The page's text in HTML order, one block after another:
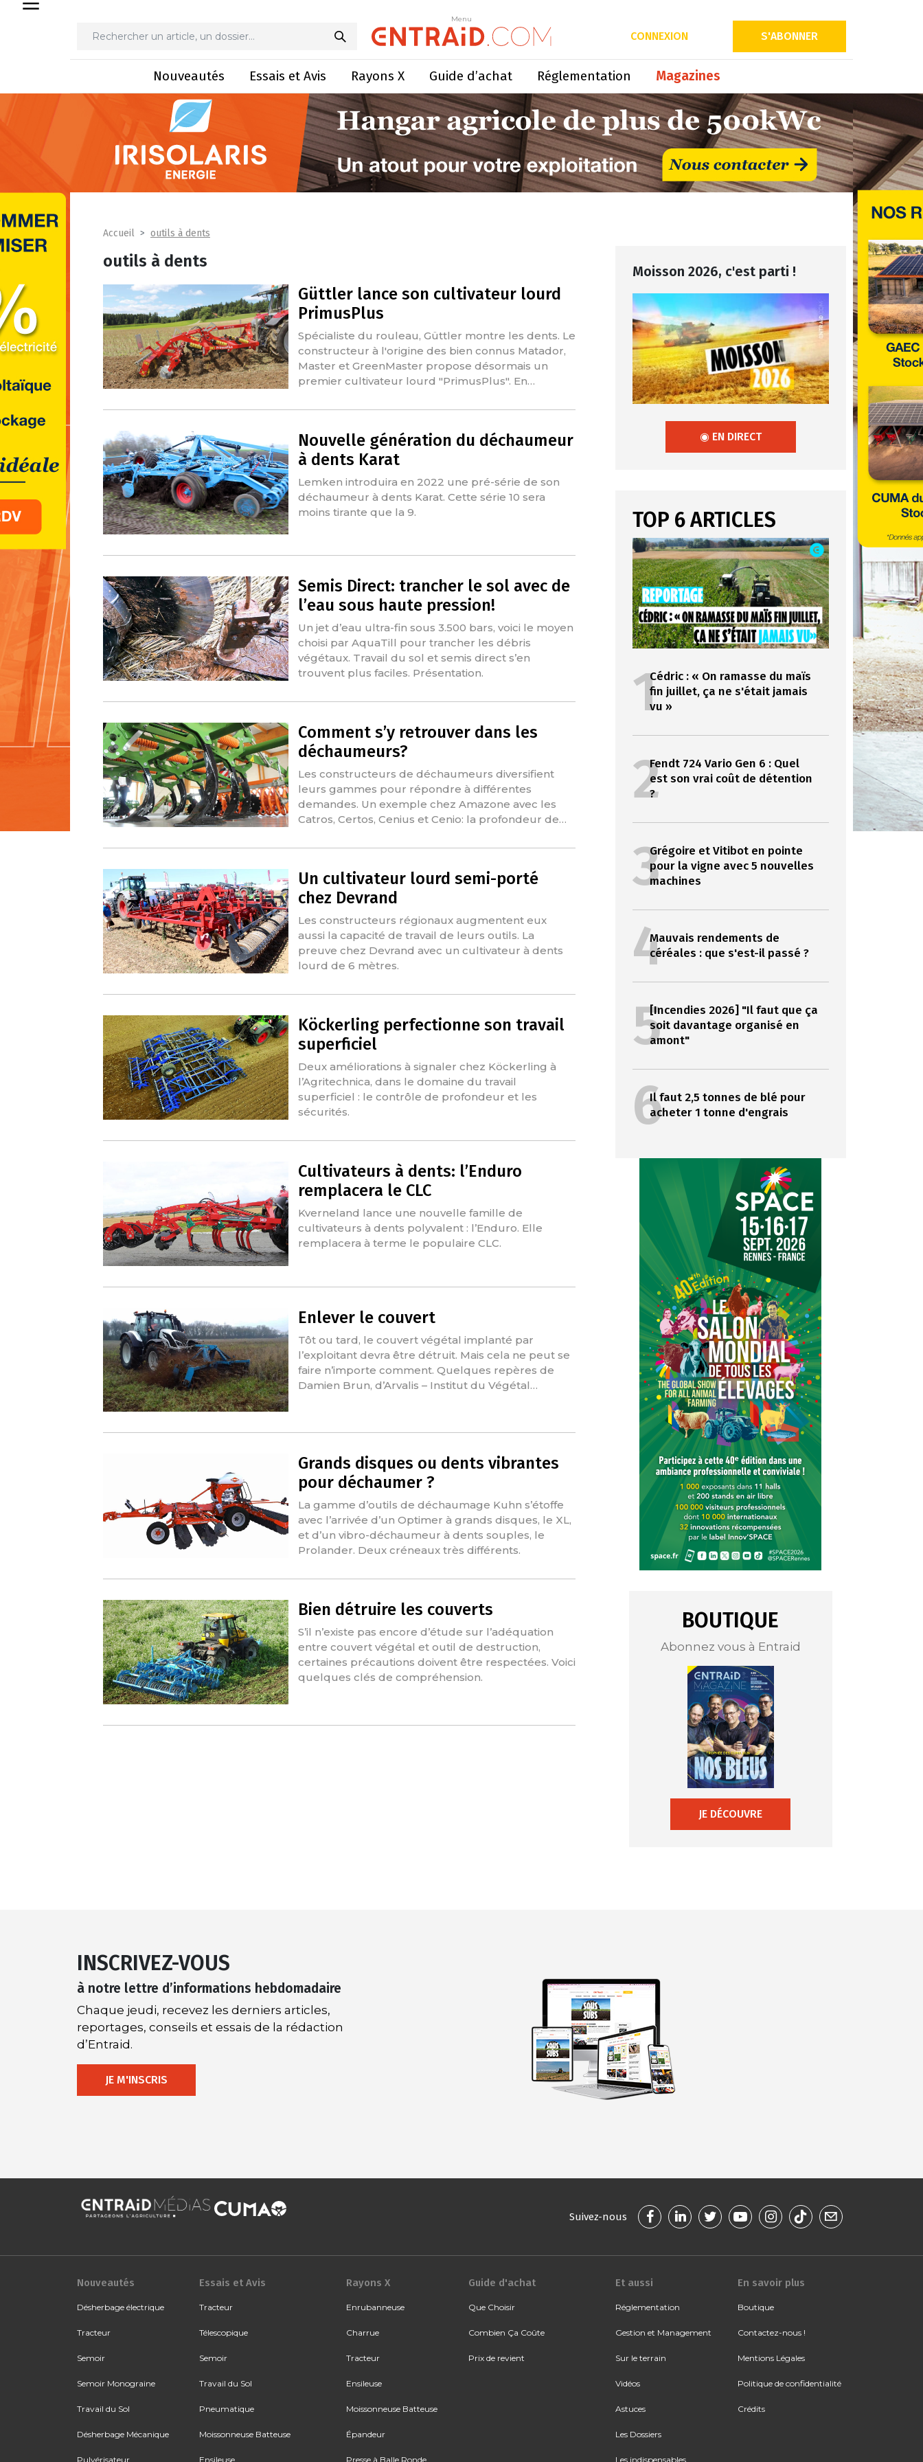
Menu
CONNEXION S'ABONNER
Nouveautés Essais et Avis Rayons X Guide d’achat Réglementation Magazines
Accueil outils à dents
outils à dents
Güttler lance son cultivateur lourd
PrimusPlus
Spécialiste du rouleau, Güttler montre les dents. Le
constructeur à l'origine des bien connus Matador,
Master et GreenMaster propose désormais un
premier cultivateur lourd "PrimusPlus". En…
Nouvelle génération du déchaumeur
à dents Karat
Lemken introduira en 2022 une pré-série de son
déchaumeur à dents Karat. Cette série 10 sera
moins tirante que la 9.
Semis Direct: trancher le sol avec de
l’eau sous haute pression!
Un jet d’eau ultra-fin sous 3.500 bars, voici le moyen
choisi par AquaTill pour trancher les débris
végétaux. Travail du sol et semis direct s’en
trouvent plus faciles. Présentation.
Comment s’y retrouver dans les
déchaumeurs?
Les constructeurs de déchaumeurs diversifient
leurs gammes pour répondre à différentes
demandes. Un exemple chez Amazone avec les
Catros, Certos, Cenius et Cenio: la profondeur de…
Un cultivateur lourd semi-porté
chez Devrand
Les constructeurs régionaux augmentent eux
aussi la capacité de travail de leurs outils. La
preuve chez Devrand avec un cultivateur à dents
lourd de 6 mètres.
Köckerling perfectionne son travail
superficiel
Deux améliorations à signaler chez Köckerling à
l’Agritechnica, dans le domaine du travail
superficiel : le contrôle de profondeur et les
sécurités.
Cultivateurs à dents: l’Enduro
remplacera le CLC
Kverneland lance une nouvelle famille de
cultivateurs à dents polyvalent : l’Enduro. Elle
remplacera à terme le populaire CLC.
Enlever le couvert
Tôt ou tard, le couvert végétal implanté par
l’exploitant devra être détruit. Mais cela ne peut se
faire n’importe comment. Quelques repères de
Damien Brun, d’Arvalis – Institut du Végétal…
Grands disques ou dents vibrantes
pour déchaumer ?
La gamme d’outils de déchaumage Kuhn s’étoffe
avec l’arrivée d’un Optimer à grands disques, le XL,
et d’un vibro-déchaumeur à dents souples, le
Prolander. Deux créneaux très différents.
Bien détruire les couverts
S’il n’existe pas encore d’étude sur l’adéquation
entre couvert végétal et outil de destruction,
certaines précautions doivent être respectées. Voici
quelques clés de compréhension.
Moisson 2026, c'est parti !
◉ EN DIRECT
TOP 6 ARTICLES
1Cédric : « On ramasse du maïs
fin juillet, ça ne s'était jamais
vu »
2Fendt 724 Vario Gen 6 : Quel
est son vrai coût de détention
?
3Grégoire et Vitibot en pointe
pour la vigne avec 5 nouvelles
machines
4Mauvais rendements de
céréales : que s'est-il passé ?
5[Incendies 2026] "Il faut que ça
soit davantage organisé en
amont"
6Il faut 2,5 tonnes de blé pour
acheter 1 tonne d'engrais
BOUTIQUE
Abonnez vous à Entraid
JE DÉCOUVRE
INSCRIVEZ-VOUS
à notre lettre d’informations hebdomadaire
Chaque jeudi, recevez les derniers articles,
reportages, conseils et essais de la rédaction
d’Entraid.
JE M'INSCRIS
Suivez-nous
Nouveautés
Désherbage électrique
Tracteur
Semoir
Semoir Monograine
Travail du Sol
Désherbage Mécanique
Pulvérisateur
Essais et Avis
Tracteur
Télescopique
Semoir
Travail du Sol
Pneumatique
Moissonneuse Batteuse
Ensileuse
Rayons X
Enrubanneuse
Charrue
Tracteur
Ensileuse
Moissonneuse Batteuse
Épandeur
Presse à Balle Ronde
Guide d'achat
Que Choisir
Combien Ça Coûte
Prix de revient
Et aussi
Réglementation
Gestion et Management
Sur le terrain
Vidéos
Astuces
Les Dossiers
Les indispensables
En savoir plus
Boutique
Contactez-nous !
Mentions Légales
Politique de confidentialité
Crédits